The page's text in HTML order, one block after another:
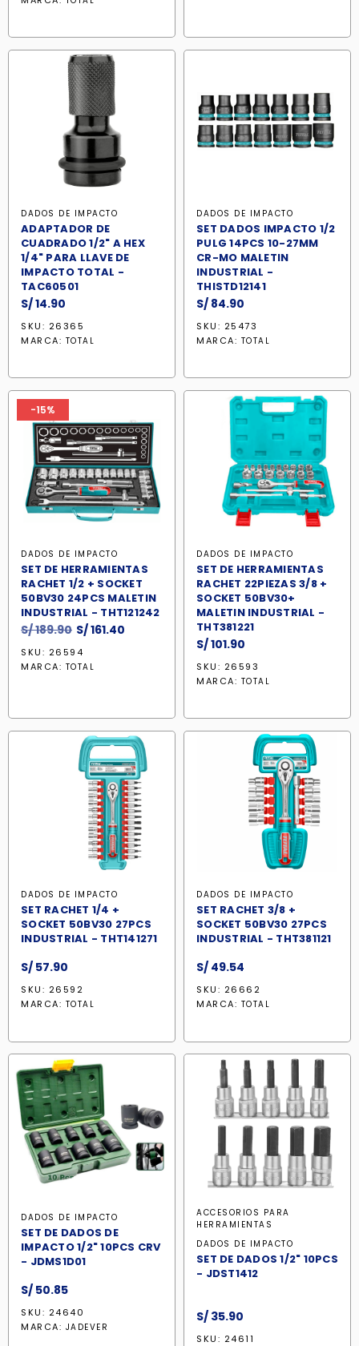
DADOS DE IMPACTO
ADAPTADOR DE
CUADRADO 1/2" A HEX
1/4" PARA LLAVE DE
IMPACTO TOTAL -
TAC60501
S/14.90
SKU: 26365
MARCA: TOTAL
DADOS DE IMPACTO
SET DADOS IMPACTO 1/2
PULG 14PCS 10-27MM
CR-MO MALETIN
INDUSTRIAL -
THISTD12141
S/ 84.90
SKU: 25473
MARCA: TOTAL
-15%
DADOS DE IMPACTO
SET DE HERRAMIENTAS
RACHET 1/2 + SOCKET
50BV30 24PCS MALETIN
INDUSTRIAL - THT121242
S/189.90 El
precio
original
S/161.40
SKU: 26594
MARCA: TOTAL
DADOS DE IMPACTO
SET DE HERRAMIENTAS
RACHET 22PIEZAS 3/8 +
SOCKET 50BV30+
MALETIN INDUSTRIAL -
THT381221
S/101.90
SKU: 26593
MARCA: TOTAL
DADOS DE IMPACTO
SET RACHET 1/4 +
SOCKET 50BV30 27PCS
INDUSTRIAL - THT141271
S/ 57.90
SKU: 26592
MARCA: TOTAL
DADOS DE IMPACTO
SET RACHET 3/8 +
SOCKET 50BV30 27PCS
INDUSTRIAL - THT381121
S/ 49.54
SKU: 26662
MARCA: TOTAL
DADOS DE IMPACTO
SET DE DADOS DE
IMPACTO 1/2" 10PCS CRV
- JDMS1D01
S/ 50.85
SKU: 24640
MARCA: JADEVER
ACCESORIOS PARA
HERRAMIENTAS
DADOS DE IMPACTO
SET DE DADOS 1/2" 10PCS
- JDST1412
S/ 35.90
SKU: 24611